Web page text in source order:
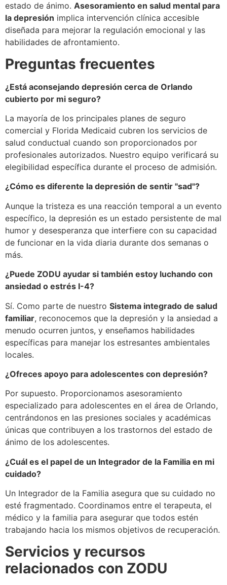
estado de ánimo. Asesoramiento en salud mental para
la depresión implica intervención clínica accesible
diseñada para mejorar la regulación emocional y las
habilidades de afrontamiento.
Preguntas frecuentes
¿Está aconsejando depresión cerca de Orlando
cubierto por mi seguro?
La mayoría de los principales planes de seguro
comercial y Florida Medicaid cubren los servicios de
salud conductual cuando son proporcionados por
profesionales autorizados. Nuestro equipo verificará su
elegibilidad específica durante el proceso de admisión.
¿Cómo es diferente la depresión de sentir "sad"?
Aunque la tristeza es una reacción temporal a un evento
específico, la depresión es un estado persistente de mal
humor y desesperanza que interfiere con su capacidad
de funcionar en la vida diaria durante dos semanas o
más.
¿Puede ZODU ayudar si también estoy luchando con
ansiedad o estrés I-4?
Sí. Como parte de nuestro Sistema integrado de salud
familiar, reconocemos que la depresión y la ansiedad a
menudo ocurren juntos, y enseñamos habilidades
específicas para manejar los estresantes ambientales
locales.
¿Ofreces apoyo para adolescentes con depresión?
Por supuesto. Proporcionamos asesoramiento
especializado para adolescentes en el área de Orlando,
centrándonos en las presiones sociales y académicas
únicas que contribuyen a los trastornos del estado de
ánimo de los adolescentes.
¿Cuál es el papel de un Integrador de la Familia en mi
cuidado?
Un Integrador de la Familia asegura que su cuidado no
esté fragmentado. Coordinamos entre el terapeuta, el
médico y la familia para asegurar que todos estén
trabajando hacia los mismos objetivos de recuperación.
Servicios y recursos
relacionados con ZODU